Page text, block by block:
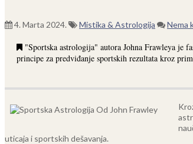
4. Marta 2024. Mistika & Astrologija Nema
"Sportska astrologija" autora Johna Frawleya je
principe za predviđanje sportskih rezultata kroz
uticaja i sportskih dešavanja.